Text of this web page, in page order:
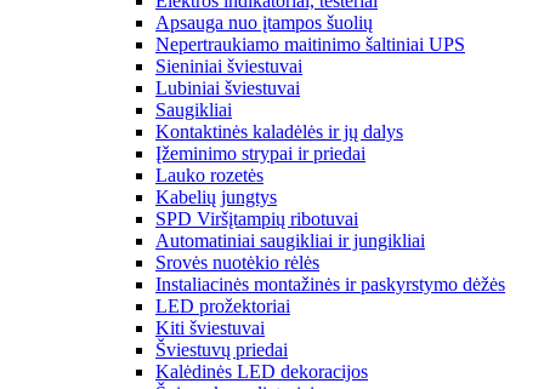
Apsauga nuo įtampos šuolių
Nepertraukiamo maitinimo šaltiniai UPS
Sieniniai šviestuvai
Lubiniai šviestuvai
Saugikliai
Kontaktinės kaladėlės ir jų dalys
Įžeminimo strypai ir priedai
Lauko rozetės
Kabelių jungtys
SPD Viršįtampių ribotuvai
Automatiniai saugikliai ir jungikliai
Srovės nuotėkio rėlės
Instaliacinės montažinės ir paskyrstymo dėžės
LED prožektoriai
Kiti šviestuvai
Šviestuvų priedai
Kalėdinės LED dekoracijos